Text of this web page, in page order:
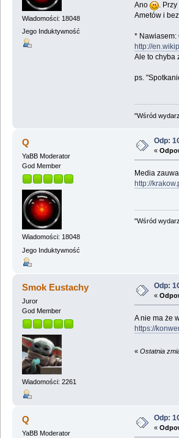
Wiadomości: 18048
Jego Induktywność
Ano . Przy
Ametów i
* Nawiasem:
http://
Ale to chyba
ps.
"Wśród
Q
YaBB Moderator
God Member
Wiadomości: 18048
Jego Induktywność
Odp:
«
Media
http://
"Wśród
Smok Eustachy
Juror
God Member
Wiadomości: 2261
Odp:
«
A nie ma że
https://
« Ostatnia
Q
YaBB Moderator
Odp:
«